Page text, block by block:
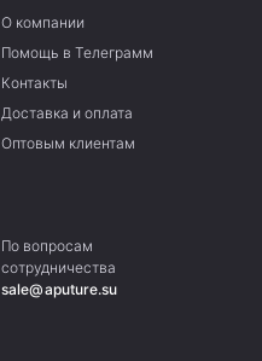
О компании
Помощь в Телеграмм
Контакты
Доставка и оплата
Оптовым клиентам
По вопросам
сотрудничества
sale@aputure.su